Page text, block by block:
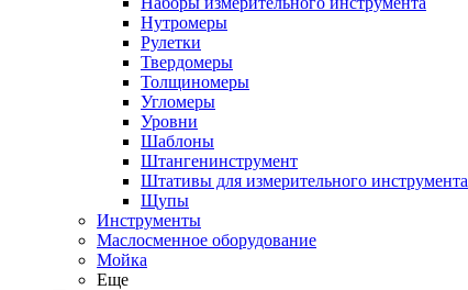
Нутромеры
Рулетки
Твердомеры
Толщиномеры
Угломеры
Уровни
Шаблоны
Штангенинструмент
Штативы для измерительного инструмента
Щупы
Инструменты
Маслосменное оборудование
Мойка
Еще